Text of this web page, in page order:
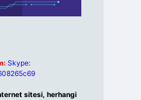
Skype:
sitesi, herhangi